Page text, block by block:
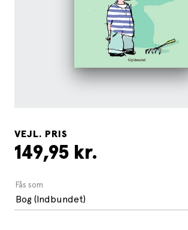
VEJL. PRIS
149,95 kr.
Fås som
Bog (Indbundet)